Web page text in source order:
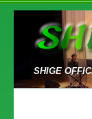
ツ
SHIGE